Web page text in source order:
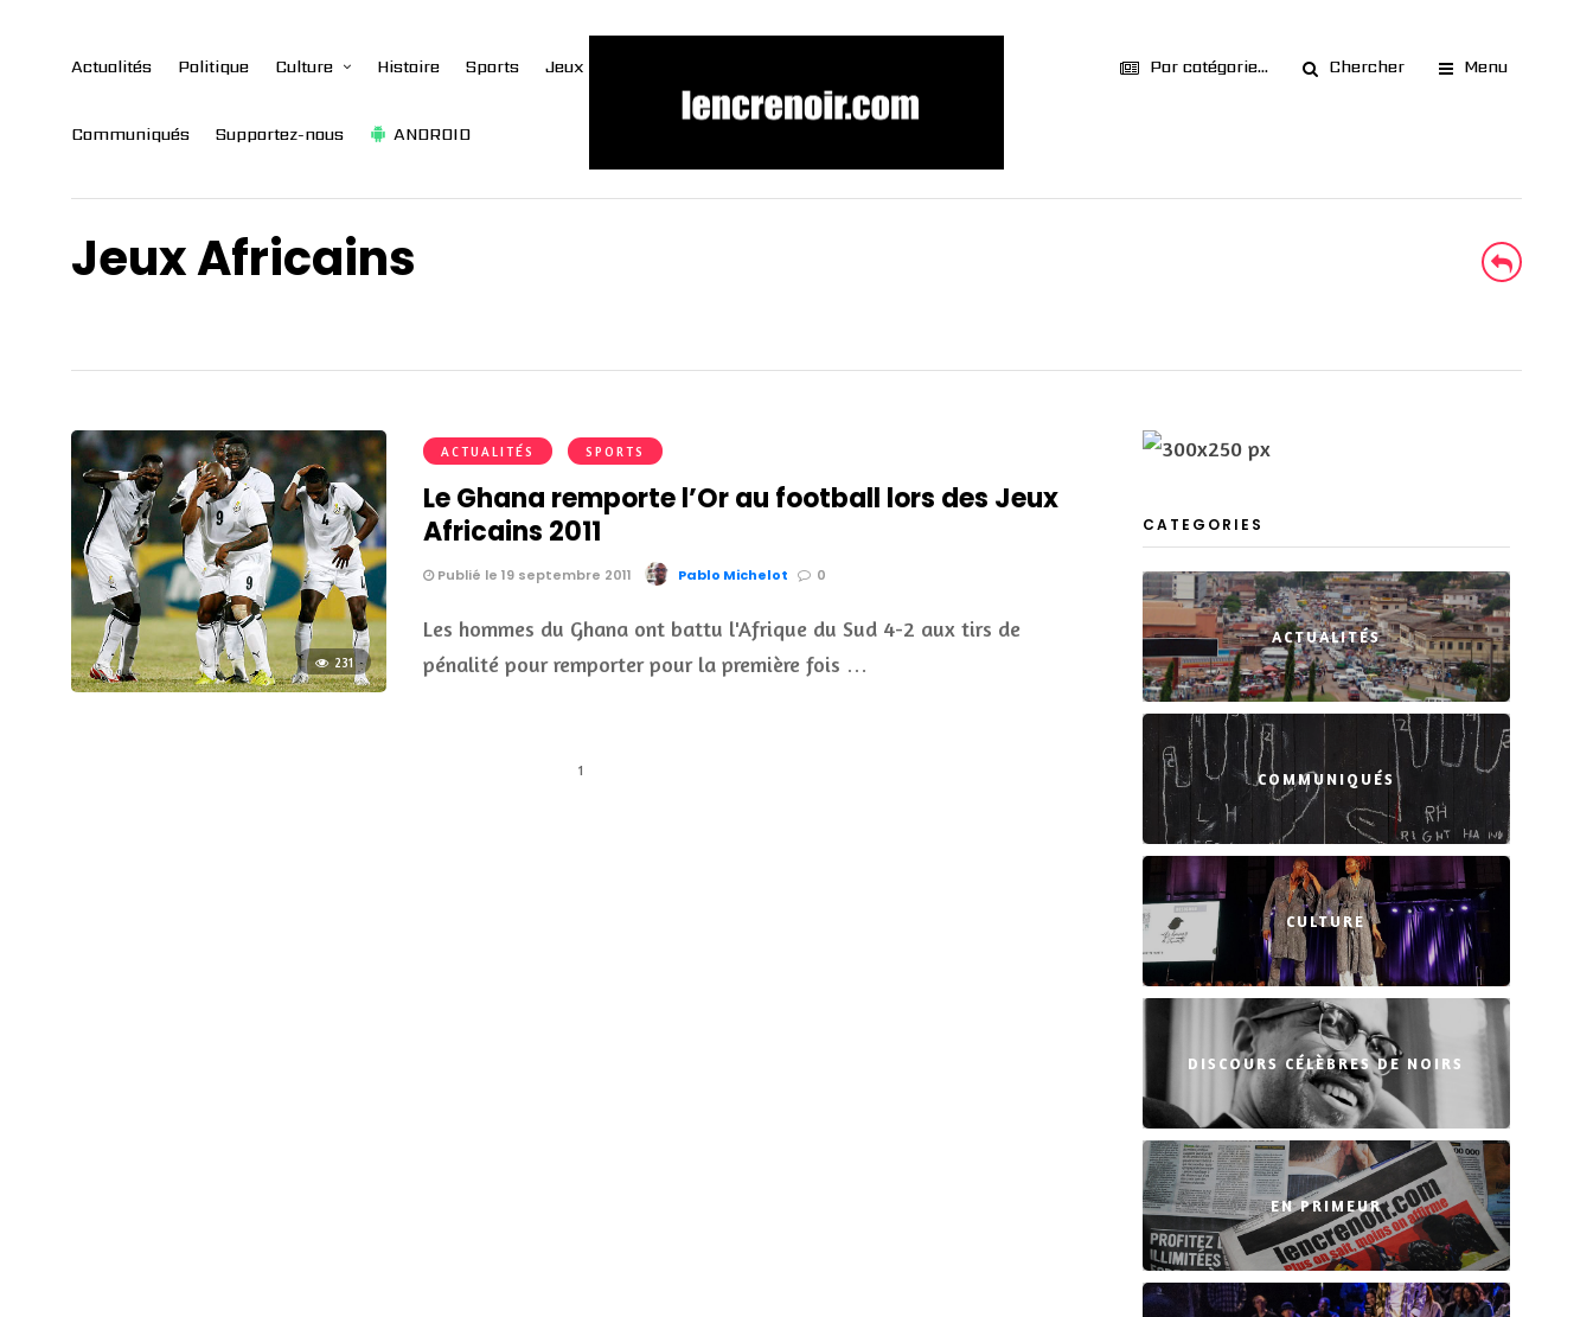
Actualités Politique Culture Histoire Sports Jeux
Communiqués Supportez-nous ANDROID
Par catégorie... Chercher Menu
Jeux Africains
231
ACTUALITÉS SPORTS
Le Ghana remporte l’Or au football lors des Jeux
Africains 2011
Publié le 19 septembre 2011 Pablo Michelot 0
Les hommes du Ghana ont battu l'Afrique du Sud 4-2 aux tirs de
pénalité pour remporter pour la première fois …
1
CATEGORIES
ACTUALITÉS
COMMUNIQUÉS
CULTURE
DISCOURS CÉLÈBRES DE NOIRS
EN PRIMEUR